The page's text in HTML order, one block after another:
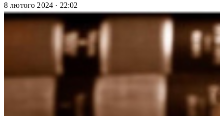
8 лютого 2024 · 22:02